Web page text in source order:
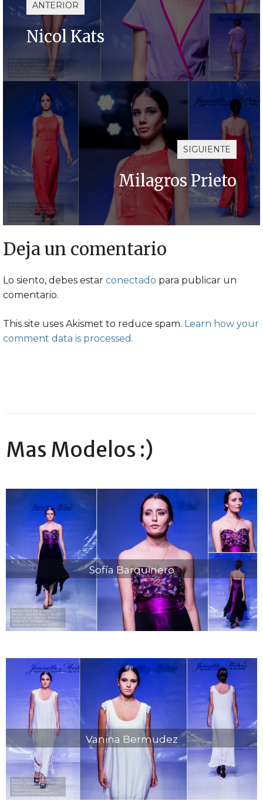
ANTERIOR
Nicol Kats
SIGUIENTE
Milagros Prieto
Deja un comentario
Lo siento, debes estar conectado para publicar un
comentario.
This site uses Akismet to reduce spam. Learn how your
comment data is processed.
Mas Modelos :)
Sofía Barquinero
Vanina Bermudez